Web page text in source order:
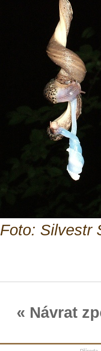
Foto: Silvestr
« Návrat